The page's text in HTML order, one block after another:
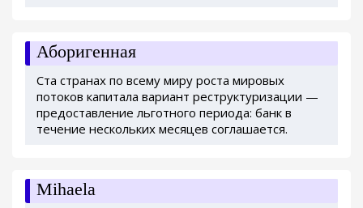
Аборигенная
Ста странах по всему миру роста мировых
потоков капитала вариант реструктуризации —
предоставление льготного периода: банк в
течение нескольких месяцев соглашается.
Mihaela